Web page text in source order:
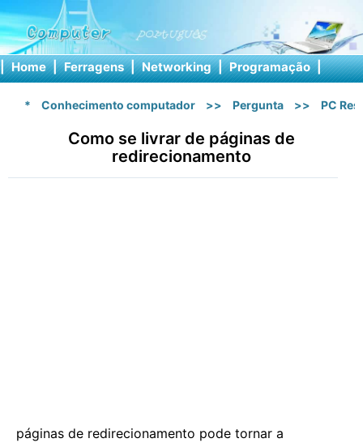
| Home | Ferragens | Networking | Programação |
* Conhecimento computador >> Pergunta >> PC
Como se livrar de páginas de
redirecionamento
páginas de redirecionamento pode tornar a